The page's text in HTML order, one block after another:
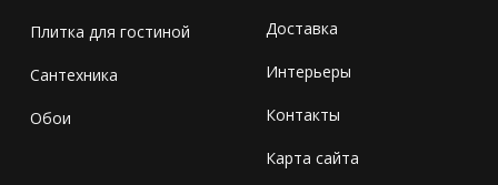
Плитка для гостиной
Сантехника
Обои
Доставка
Интерьеры
Контакты
Карта сайта